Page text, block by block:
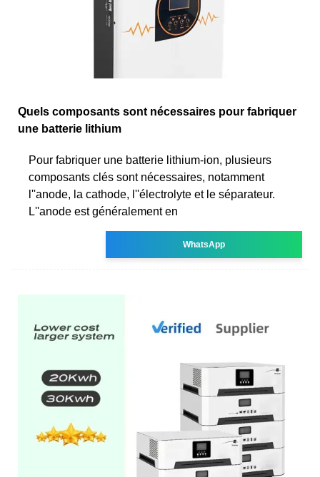
Quels composants sont nécessaires pour fabriquer
une batterie lithium
Pour fabriquer une batterie lithium-ion, plusieurs
composants clés sont nécessaires, notamment
l''anode, la cathode, l''électrolyte et le séparateur.
L''anode est généralement en
WhatsApp